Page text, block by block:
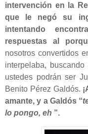
intervención en la
que le negó su
intentando
respuestas al
nosotros convertidos
interpelaba,
ustedes podrán ser
Benito Pérez Galdós.
amante, y a Galdós “
lo pongo, eh ”.